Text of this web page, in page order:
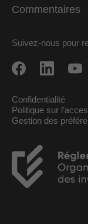
Commentaires
Suivez-nous pour
Confidentialité
Politique sur
Gestion des